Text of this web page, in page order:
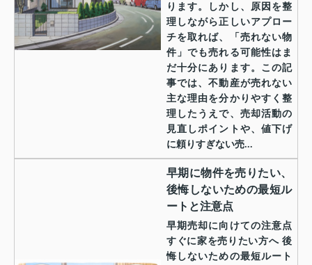
ります。しかし、原因を整
理しながら正しいアプロー
チを取れば、「売れない物
件」でも売れる可能性はま
だ十分にあります。この記
事では、不動産が売れない
主な理由を分かりやすく整
理したうえで、売却活動の
見直しポイントや、値下げ
に頼りすぎない売...
早期に物件を売りたい、
後悔しないための最短ル
ートと注意点
早期売却に向けての注意点
すぐに家を売りたい方へ 後
悔しないための最短ルート